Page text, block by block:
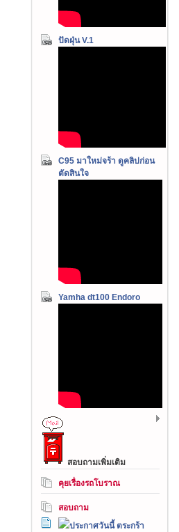
ปัดฝุ่น V.1
C95 มาใหม่จร้า ดูคลิปก่อน
ตัดสินใจ
Yamha dt100 Endoro
สอบถามเพิ่มเติม
คุยเรื่องรถโบราณ
สอบถาม
ประกาศวันนี้ ตระกร้า